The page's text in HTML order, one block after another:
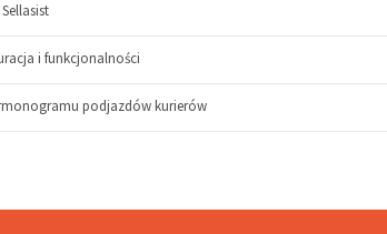
i funkcjonalności
podjazdów kurierów